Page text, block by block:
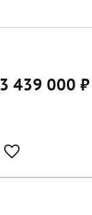
3 439 000 ₽